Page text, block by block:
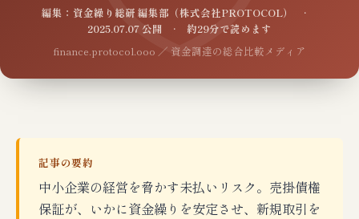
編集：資金繰り総研 編集部（株式会社PROTOCOL） ·
2025.07.07 公開 · 約29分で読めます
finance.protocol.ooo ／ 資金調達の総合比較メディア
記事の要約
中小企業の経営を脅かす未払いリスク。売掛債権
保証が、いかに資金繰りを安定させ、新規取引を